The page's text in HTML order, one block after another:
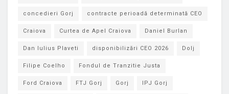
concedieri Gorj contracte perioadă determinată CEO
Craiova Curtea de Apel Craiova Daniel Burlan
Dan Iulius Plaveti disponibilizări CEO 2026 Dolj
Filipe Coelho Fondul de Tranzitie Justa
Ford Craiova FTJ Gorj Gorj IPJ Gorj